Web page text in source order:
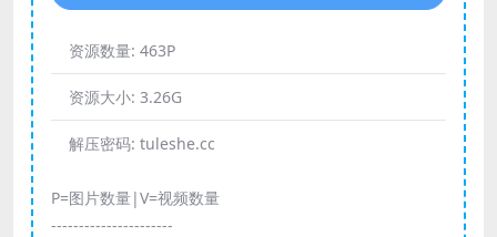
资源数量: 463P
资源大小: 3.26G
解压密码: tuleshe.cc
P=图片数量|V=视频数量
----------------------